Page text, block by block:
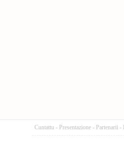
Cuntattu - Presentazione - Partenarii -